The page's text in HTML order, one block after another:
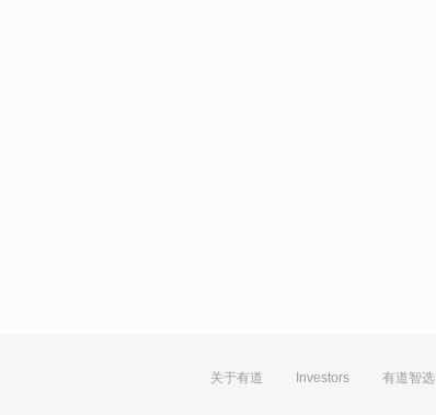
关于有道 Investors 有道智选